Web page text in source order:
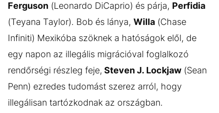
Ferguson (Leonardo DiCaprio) és párja, Perfidia
(Teyana Taylor). Bob és lánya, Willa (Chase
Infiniti) Mexikóba szöknek a hatóságok elől, de
egy napon az illegális migrációval foglalkozó
rendőrségi részleg feje, Steven J. Lockjaw (Sean
Penn) ezredes tudomást szerez arról, hogy
illegálisan tartózkodnak az országban.